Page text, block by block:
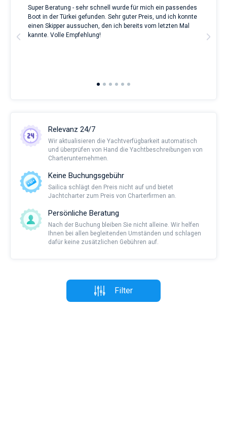
Super Beratung - sehr schnell wurde für mich ein passendes
Boot in der Türkei gefunden. Sehr guter Preis, und ich konnte
einen Skipper aussuchen, den ich bereits vom letzten Mal
kannte. Volle Empfehlung!
Relevanz 24/7
Wir aktualisieren die Yachtverfügbarkeit automatisch
und überprüfen von Hand die Yachtbeschreibungen von
Charterunternehmen.
Keine Buchungsgebühr
Sailica schlägt den Preis nicht auf und bietet
Jachtcharter zum Preis von Charterfirmen an.
Persönliche Beratung
Nach der Buchung bleiben Sie nicht alleine. Wir helfen
Ihnen bei allen begleitenden Umständen und schlagen
dafür keine zusätzlichen Gebühren auf.
Filter